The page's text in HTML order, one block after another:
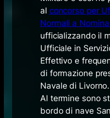
al concorso per
Normali a
ufficializzando il
Ufficiale in
Effettivo e
di formazione
Navale di Livorno.
Al termine sono
bordo di nave